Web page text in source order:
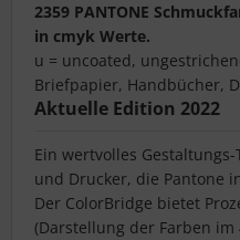
2359 PANTONE
in cmyk Werte.
u = uncoated,
Briefpapier, Handbücher,
Aktuelle Edition 2022
Ein wertvolles
und Drucker, die Pantone
Der ColorBridge bietet
(Darstellung der Farben